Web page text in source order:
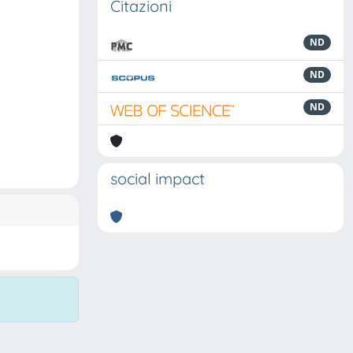
Citazioni
ND
ND
ND
social impact